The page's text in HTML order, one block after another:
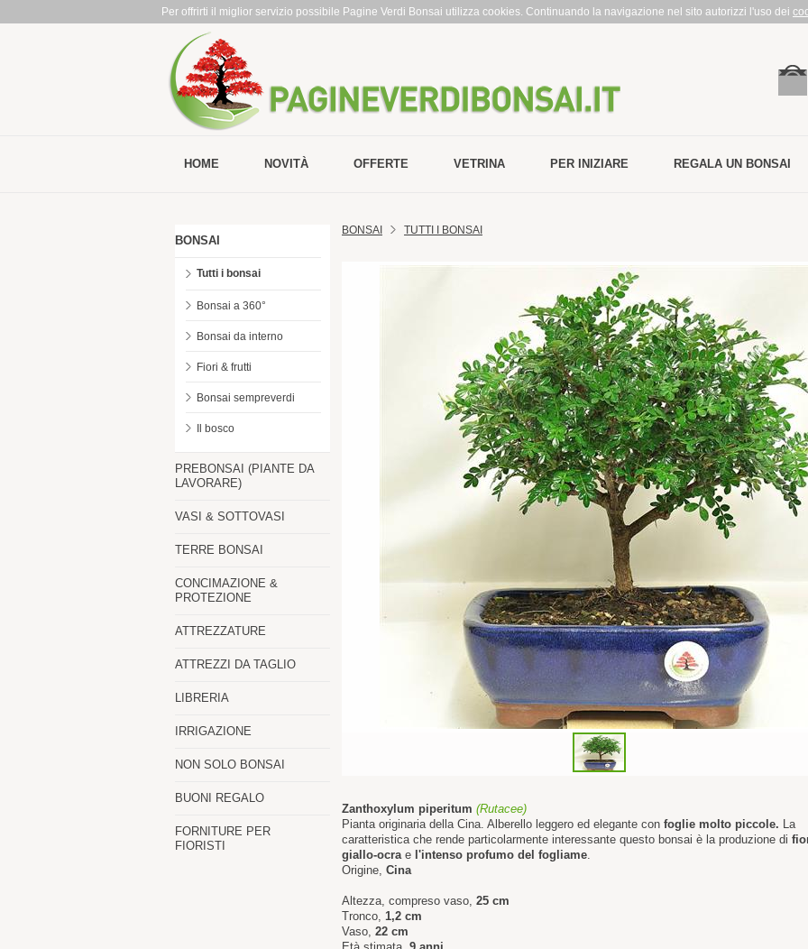
Per offrirti il miglior servizio possibile Pagine Verdi Bonsai utilizza cookies. Continuando la navigazione nel sito autorizzi l'uso dei
HOME NOVITÀ OFFERTE VETRINA PER INIZIARE REGALA UN BONSAI
BONSAI
Tutti i bonsai
Bonsai a 360°
Bonsai da interno
Fiori & frutti
Bonsai sempreverdi
Il bosco
PREBONSAI (PIANTE DA
LAVORARE)
VASI & SOTTOVASI
TERRE BONSAI
CONCIMAZIONE &
PROTEZIONE
ATTREZZATURE
ATTREZZI DA TAGLIO
LIBRERIA
IRRIGAZIONE
NON SOLO BONSAI
BUONI REGALO
FORNITURE PER
FIORISTI
BONSAI TUTTI I BONSAI
Zanthoxylum piperitum (Rutacee)
Pianta originaria della Cina. Alberello leggero ed elegante con foglie molto piccole. La
caratteristica che rende particolarmente interessante questo bonsai è la produzione di
giallo-ocra e l'intenso profumo del fogliame.
Origine, Cina
Altezza, compreso vaso, 25 cm
Tronco, 1,2 cm
Vaso, 22 cm